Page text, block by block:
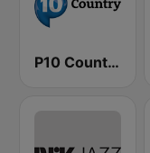
P10 Country